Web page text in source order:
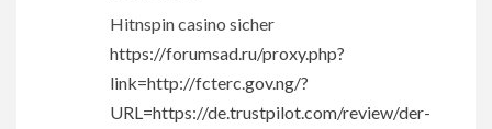
Hitnspin casino sicher
https://forumsad.ru/proxy.php?
link=http://fcterc.gov.ng/?
URL=https://de.trustpilot.com/review/der-